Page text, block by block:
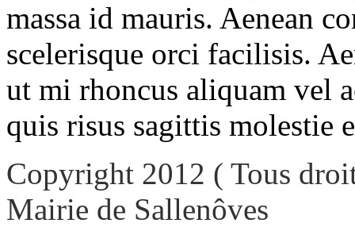
massa id mauris. Aenean
scelerisque orci facilisis.
ut mi rhoncus aliquam vel
quis risus sagittis molestie
Copyright 2012 ( Tous
Mairie de Sallenôves